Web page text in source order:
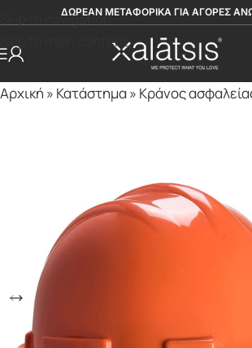
Skip to navigation
Skip to main content
ΔΩΡΕΑΝ ΜΕΤΑΦΟΡΙΚΑ ΓΙΑ ΑΓΟΡΕΣ
Αρχική » Κατάστημα» Κράνος